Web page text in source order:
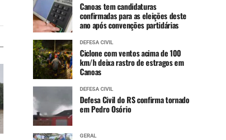
Canoas tem candidaturas
confirmadas para as eleições deste
ano após convenções partidárias
DEFESA CIVIL
Ciclone com ventos acima de 100
km/h deixa rastro de estragos em
Canoas
DEFESA CIVIL
Defesa Civil do RS confirma tornado
em Pedro Osório
GERAL